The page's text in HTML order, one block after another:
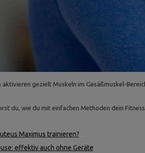
aktivieren gezielt Muskeln im Gesäßmuskel-
du, wie du mit einfachen Methoden dein
Maximus trainieren?
effektiv auch ohne Geräte